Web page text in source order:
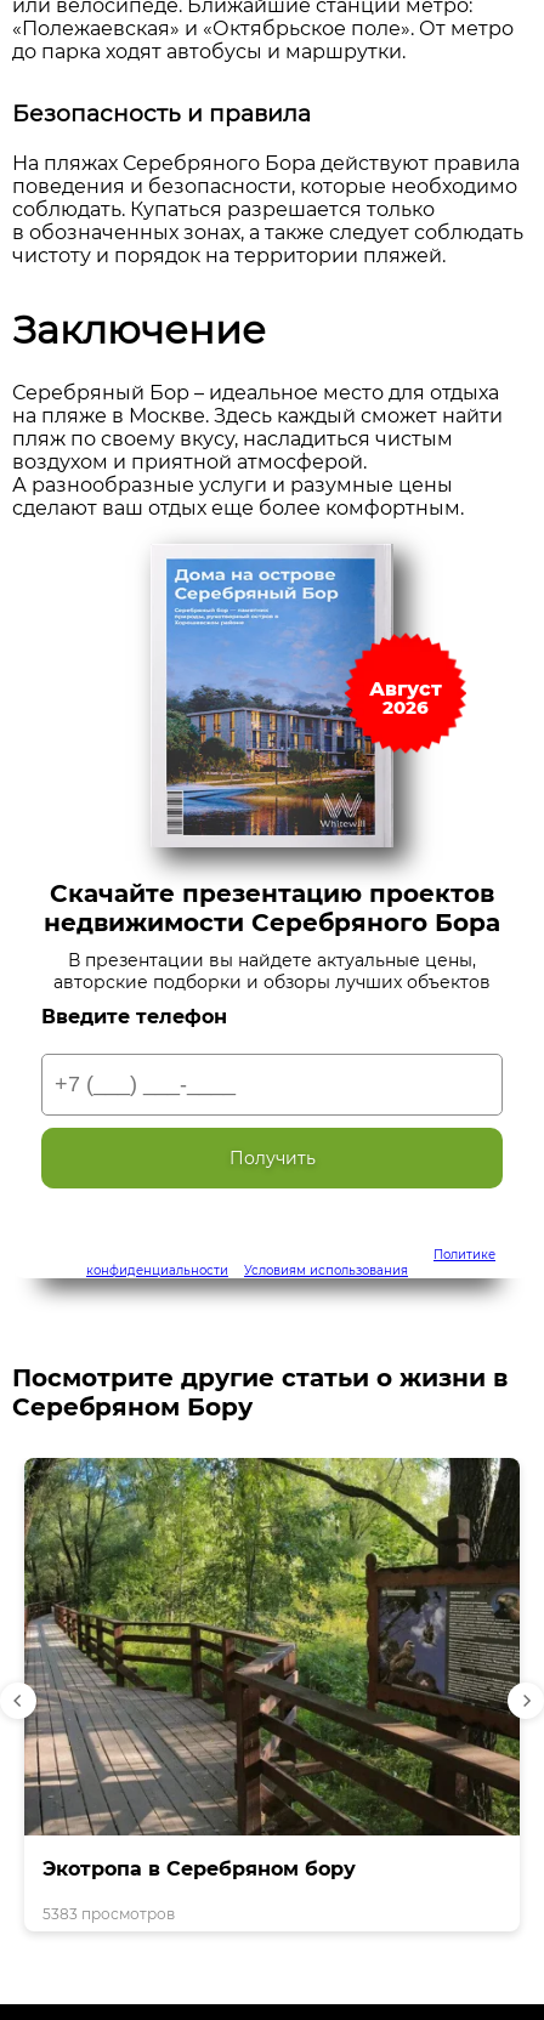
или велосипеде. Ближайшие станции метро:
«Полежаевская» и «Октябрьское поле». От метро
до парка ходят автобусы и маршрутки.
Безопасность и правила
На пляжах Серебряного Бора действуют правила
поведения и безопасности, которые необходимо
соблюдать. Купаться разрешается только
в обозначенных зонах, а также следует соблюдать
чистоту и порядок на территории пляжей.
Заключение
Серебряный Бор – идеальное место для отдыха
на пляже в Москве. Здесь каждый сможет найти
пляж по своему вкусу, насладиться чистым
воздухом и приятной атмосферой.
А разнообразные услуги и разумные цены
сделают ваш отдых еще более комфортным.
Август
2026
Скачайте презентацию проектов
недвижимости Серебряного Бора
В презентации вы найдете актуальные цены,
авторские подборки и обзоры лучших объектов
Введите телефон
Получить
Политике
конфиденциальности
Условиям использования
Посмотрите другие статьи о жизни в
Серебряном Бору
Экотропа в Серебряном бору
5383 просмотров